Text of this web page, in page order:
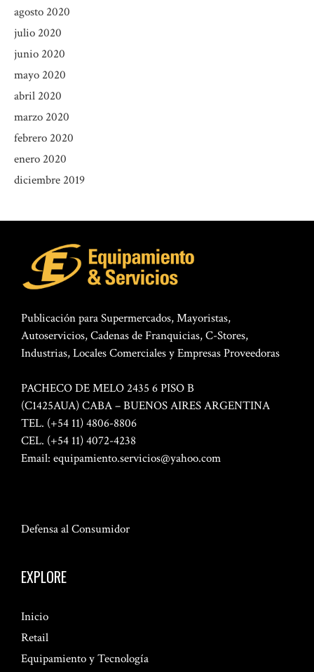
agosto 2020
julio 2020
junio 2020
mayo 2020
abril 2020
marzo 2020
febrero 2020
enero 2020
diciembre 2019
Publicación para Supermercados, Mayoristas,
Autoservicios, Cadenas de Franquicias, C-Stores,
Industrias, Locales Comerciales y Empresas Proveedoras
PACHECO DE MELO 2435 6 PISO B
(C1425AUA) CABA – BUENOS AIRES ARGENTINA
TEL. (+54 11) 4806-8806
CEL. (+54 11) 4072-4238
Email: equipamiento.servicios@yahoo.com
Defensa al Consumidor
EXPLORE
Inicio
Retail
Equipamiento y Tecnología